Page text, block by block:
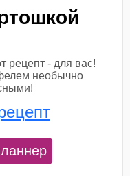
рецепт - для вас!
необычно